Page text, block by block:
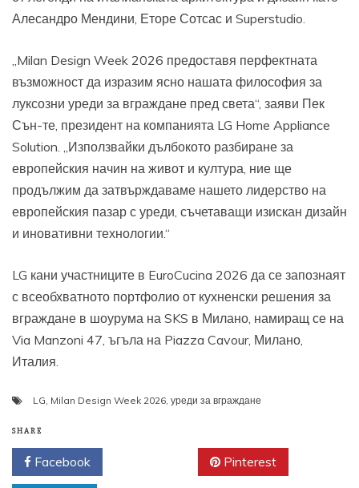
Алесандро Мендини, Еторе Сотсас и Superstudio.
„Milan Design Week 2026 предоставя перфектната
възможност да изразим ясно нашата философия за
луксозни уреди за вграждане пред света“, заяви Пек
Сън-те, президент на компанията LG Home Appliance
Solution. „Използвайки дълбокото разбиране за
европейския начин на живот и култура, ние ще
продължим да затвърждаваме нашето лидерство на
европейския пазар с уреди, съчетаващи изискан дизайн
и иновативни технологии.“
LG кани участниците в EuroCucina 2026 да се запознаят
с всеобхватното портфолио от кухненски решения за
вграждане в шоурума на SKS в Милано, намиращ се на
Via Manzoni 47, ъгъла на Piazza Cavour, Милано,
Италия.
LG Milan Design Week 2026 уреди за вграждане
SHARE
Facebook Pinterest